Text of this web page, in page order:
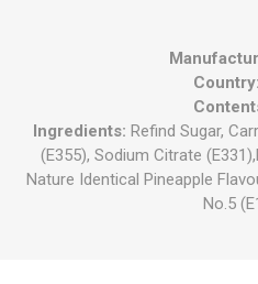
Country:
Ingredients: Refind Sugar,
(E355), Sodium Citrate
Nature Identical Pineapple
No.5